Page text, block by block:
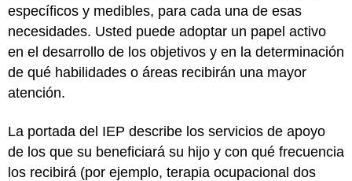
específicos y medibles, para cada una de esas
necesidades. Usted puede adoptar un papel activo
en el desarrollo de los objetivos y en la determinación
de qué habilidades o áreas recibirán una mayor
atención.
La portada del IEP describe los servicios de apoyo
de los que su beneficiará su hijo y con qué frecuencia
los recibirá (por ejemplo, terapia ocupacional dos